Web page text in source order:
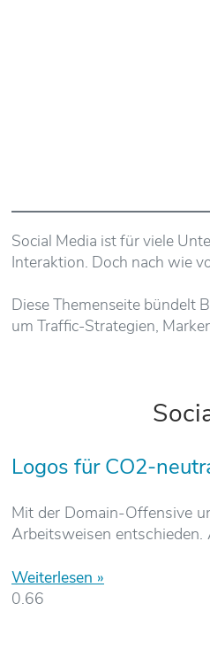
Social Media ist für viele
Interaktion. Doch nach wie
Diese Themenseite bündelt
um Traffic-Strategien,
Logos für CO2-
Mit der Domain-Offensive
Arbeitsweisen
Weiterlesen »